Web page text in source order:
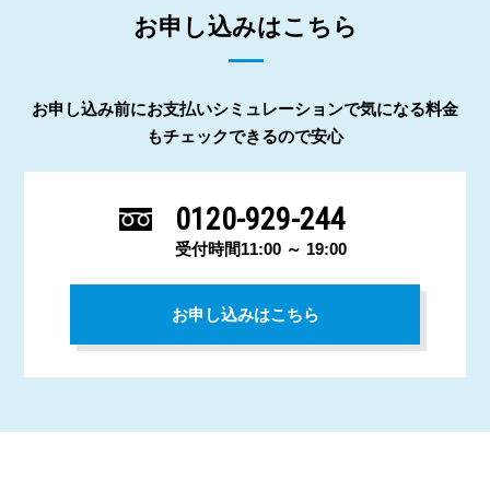
お申し込みはこちら
お申し込み前にお支払いシミュレーションで気になる料金
もチェックできるので安心
0120-929-244
受付時間11:00 ～ 19:00
お申し込みはこちら